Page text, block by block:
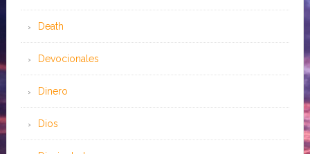
Death
Devocionales
Dinero
Dios